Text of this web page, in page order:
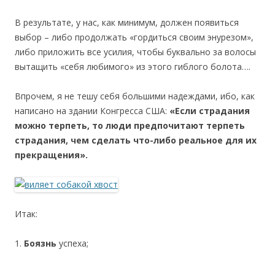
В результате, у нас, как минимум, должен появиться
выбор – либо продолжать «гордиться своим энурезом»,
либо приложить все усилия, чтобы буквально за волосы
вытащить «себя любимого» из этого гиблого болота….
Впрочем, я не тешу себя большими надеждами, ибо, как
написано на здании Конгресса США: «Если страдания
можно терпеть, то люди предпочитают терпеть
страдания, чем сделать что-либо реальное для их
прекращения».
Итак:
1. Боязнь успеха;